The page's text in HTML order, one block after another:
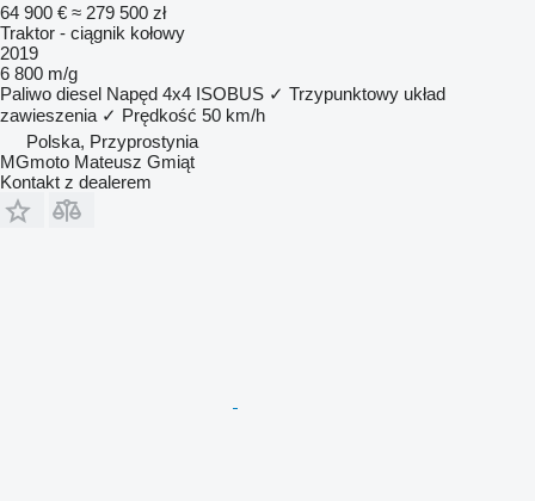
64 900 € ≈ 279 500 zł
Traktor - ciągnik kołowy
2019
6 800 m/g
Paliwo diesel Napęd 4x4 ISOBUS ✓ Trzypunktowy układ
zawieszenia ✓ Prędkość 50 km/h
Polska, Przyprostynia
MGmoto Mateusz Gmiąt
Kontakt z dealerem